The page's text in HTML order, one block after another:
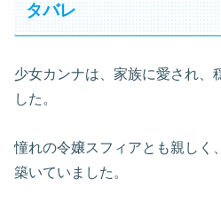
タバレ
少女カンナは、家族に愛され、
した。
憧れの令嬢スフィアとも親しく
築いていました。